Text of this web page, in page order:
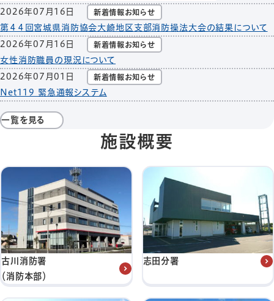
2026年07月16日
新着情報お知らせ
第４４回宮城県消防協会大崎地区支部消防操法大会の結果について
2026年07月16日
新着情報お知らせ
女性消防職員の現況について
2026年07月01日
新着情報お知らせ
Net119 緊急通報システム
一覧を見る
施設概要
古川消防署
（消防本部）
志田分署